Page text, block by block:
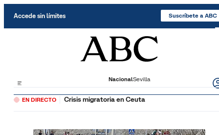
Accede sin límites Suscríbete a ABC
NacionalSevilla
EN DIRECTO Crisis migratoria en Ceuta